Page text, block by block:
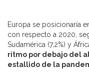
Europa se posicionaría
con respecto a 2020,
Sudamérica (7,2%) y
ritmo por debajo del
estallido de la